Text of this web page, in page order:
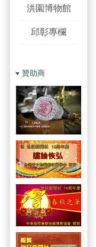
洪園博物館
邱彰專欄
贊助商